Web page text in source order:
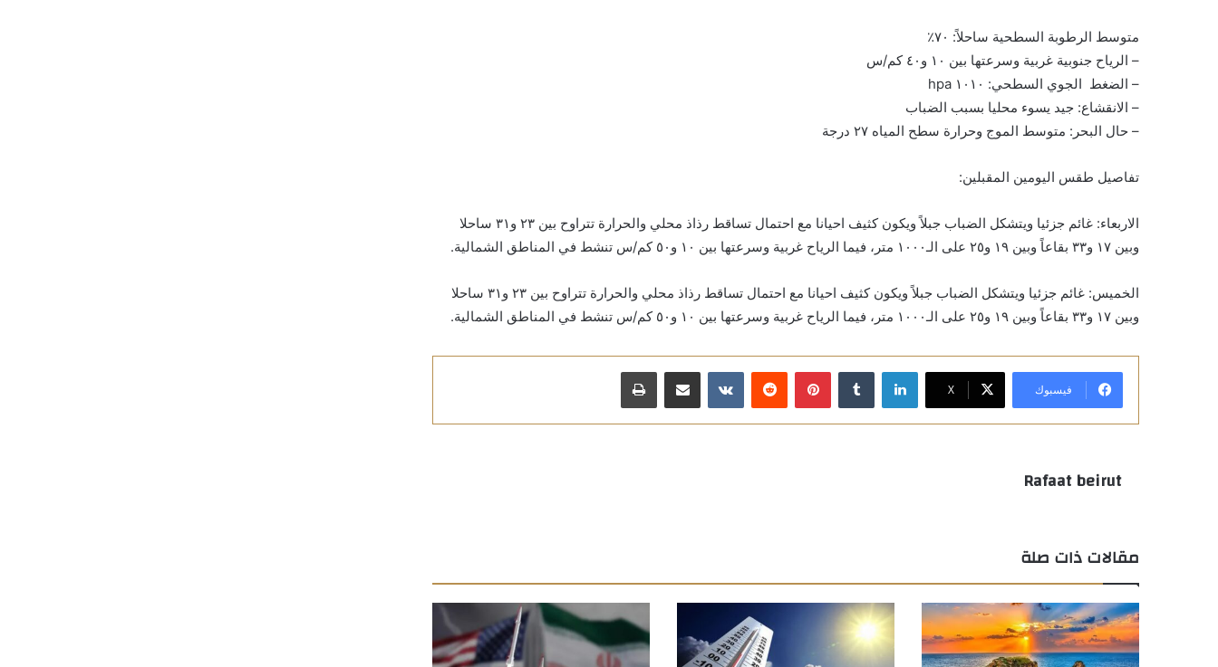
متوسط الرطوبة السطحية ساحلاً: ٧٠٪
– الرياح جنوبية غربية وسرعتها بين ١٠ و٤٠ كم/س
– الضغط الجوي السطحي: ١٠١٠ hpa
– الانقشاع: جيد يسوء محليا بسبب الضباب
– حال البحر: متوسط الموج وحرارة سطح المياه ٢٧ درجة
تفاصيل طقس اليومين المقبلين:
الاربعاء: غائم جزئيا ويتشكل الضباب جبلاً ويكون كثيف احيانا مع احتمال تساقط رذاذ محلي والحرارة تتراوح بين ٢٣ و٣١ ساحلا
وبين ١٧ و٣٣ بقاعاً وبين ١٩ و٢٥ على الـ١٠٠٠ متر، فيما الرياح غربية وسرعتها بين ١٠ و٥٠ كم/س تنشط في المناطق الشمالية.
الخميس: غائم جزئيا ويتشكل الضباب جبلاً ويكون كثيف احيانا مع احتمال تساقط رذاذ محلي والحرارة تتراوح بين ٢٣ و٣١ ساحلا
وبين ١٧ و٣٣ بقاعاً وبين ١٩ و٢٥ على الـ١٠٠٠ متر، فيما الرياح غربية وسرعتها بين ١٠ و٥٠ كم/س تنشط في المناطق الشمالية.
فيسبوك X
لينكدإن بينتيريست مشاركة عبر البريد طباعة
Rafaat beirut
مقالات ذات صلة